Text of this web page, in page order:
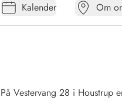
Kalender Om
Vestervang 28 i Houstrup